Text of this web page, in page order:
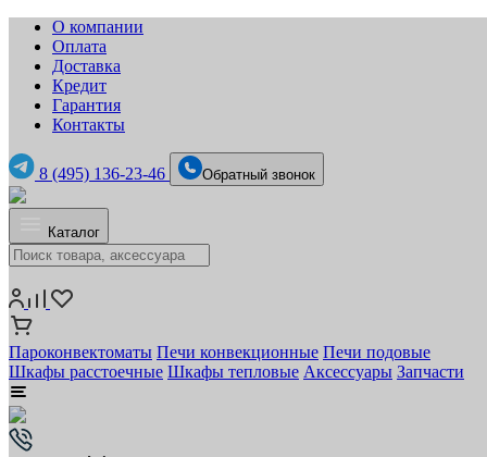
О компании
Оплата
Доставка
Кредит
Гарантия
Контакты
8 (495) 136-23-46 Обратный звонок
Каталог
Пароконвектоматы Печи конвекционные Печи подовые
Шкафы расстоечные Шкафы тепловые Аксессуары Запчасти